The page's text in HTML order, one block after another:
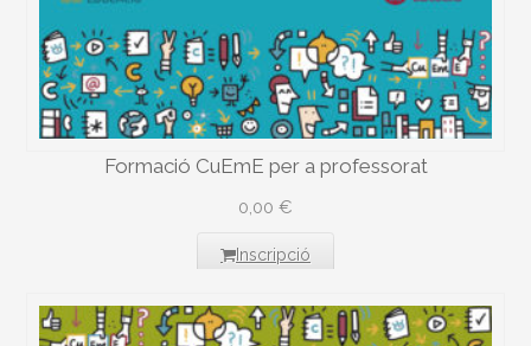
Formació CuEmE per a professorat
0,00 €
Inscripció